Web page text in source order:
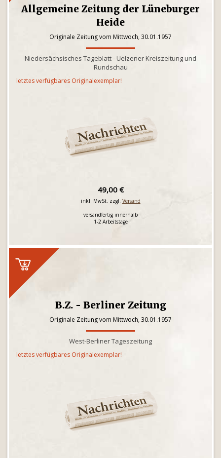
Allgemeine Zeitung der Lüneburger
Heide
Originale Zeitung vom Mittwoch, 30.01.1957
Niedersächsisches Tageblatt - Uelzener Kreiszeitung und
Rundschau
letztes verfügbares Originalexemplar!
49,00 €
inkl. MwSt. zzgl. Versand
versandfertig innerhalb
1-2 Arbeitstage
B.Z. - Berliner Zeitung
Originale Zeitung vom Mittwoch, 30.01.1957
West-Berliner Tageszeitung
letztes verfügbares Originalexemplar!